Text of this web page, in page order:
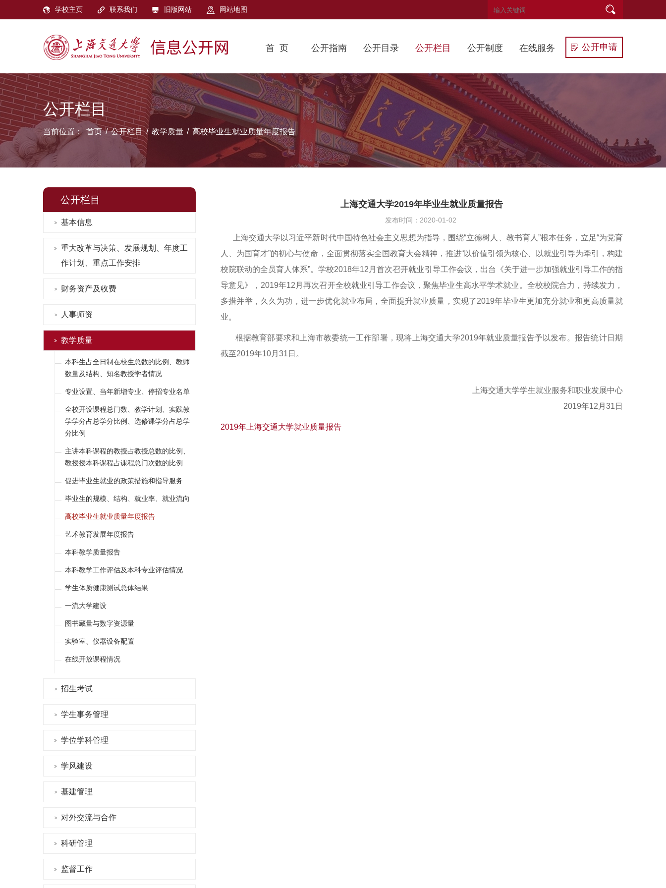
学校主页 联系我们 旧版网站 网站地图
首 页 公开指南 公开目录 公开栏目 公开制度 在线服务 公开申请
公开栏目
当前位置： 首页/公开栏目/ 教学质量 / 高校毕业生就业质量年度报告
公开栏目
基本信息
重大改革与决策、发展规划、年度工
作计划、重点工作安排
财务资产及收费
人事师资
教学质量
本科生占全日制在校生总数的比例、教师
数量及结构、知名教授学者情况
专业设置、当年新增专业、停招专业名单
全校开设课程总门数、教学计划、实践教
学学分占总学分比例、选修课学分占总学
分比例
主讲本科课程的教授占教授总数的比例、
教授授本科课程占课程总门次数的比例
促进毕业生就业的政策措施和指导服务
毕业生的规模、结构、就业率、就业流向
高校毕业生就业质量年度报告
艺术教育发展年度报告
本科教学质量报告
本科教学工作评估及本科专业评估情况
学生体质健康测试总体结果
一流大学建设
图书藏量与数字资源量
实验室、仪器设备配置
在线开放课程情况
招生考试
学生事务管理
学位学科管理
学风建设
基建管理
对外交流与合作
科研管理
监督工作
上海交通大学2019年毕业生就业质量报告
发布时间：2020-01-02
上海交通大学以习近平新时代中国特色社会主义思想为指导，围绕“立德树人、教书育人”根本任务，立足“为党育
人、为国育才”的初心与使命，全面贯彻落实全国教育大会精神，推进“以价值引领为核心、以就业引导为牵引，构建
校院联动的全员育人体系”。学校2018年12月首次召开就业引导工作会议，出台《关于进一步加强就业引导工作的指
导意见》，2019年12月再次召开全校就业引导工作会议，聚焦毕业生高水平学术就业。全校校院合力，持续发力，
多措并举，久久为功，进一步优化就业布局，全面提升就业质量，实现了2019年毕业生更加充分就业和更高质量就
业。
根据教育部要求和上海市教委统一工作部署，现将上海交通大学2019年就业质量报告予以发布。报告统计日期
截至2019年10月31日。
上海交通大学学生就业服务和职业发展中心
2019年12月31日
2019年上海交通大学就业质量报告